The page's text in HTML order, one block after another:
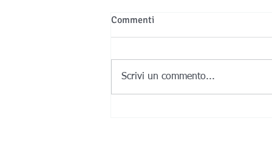
Commenti
Scrivi un commento...